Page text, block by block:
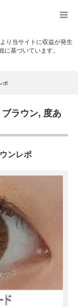
り当サイトに収益が発生
基づいています。
ポ
ブラウン, 度あ
ンレポ